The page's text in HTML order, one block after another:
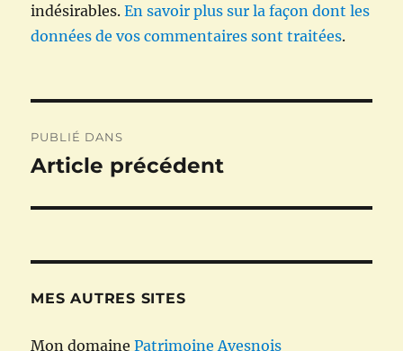
indésirables.En savoir plus sur la façon dont les
données de vos commentaires sont traitées.
de
PUBLIÉ DANS
Article précédent
MES AUTRES SITES
Mon domainePatrimoine Avesnois